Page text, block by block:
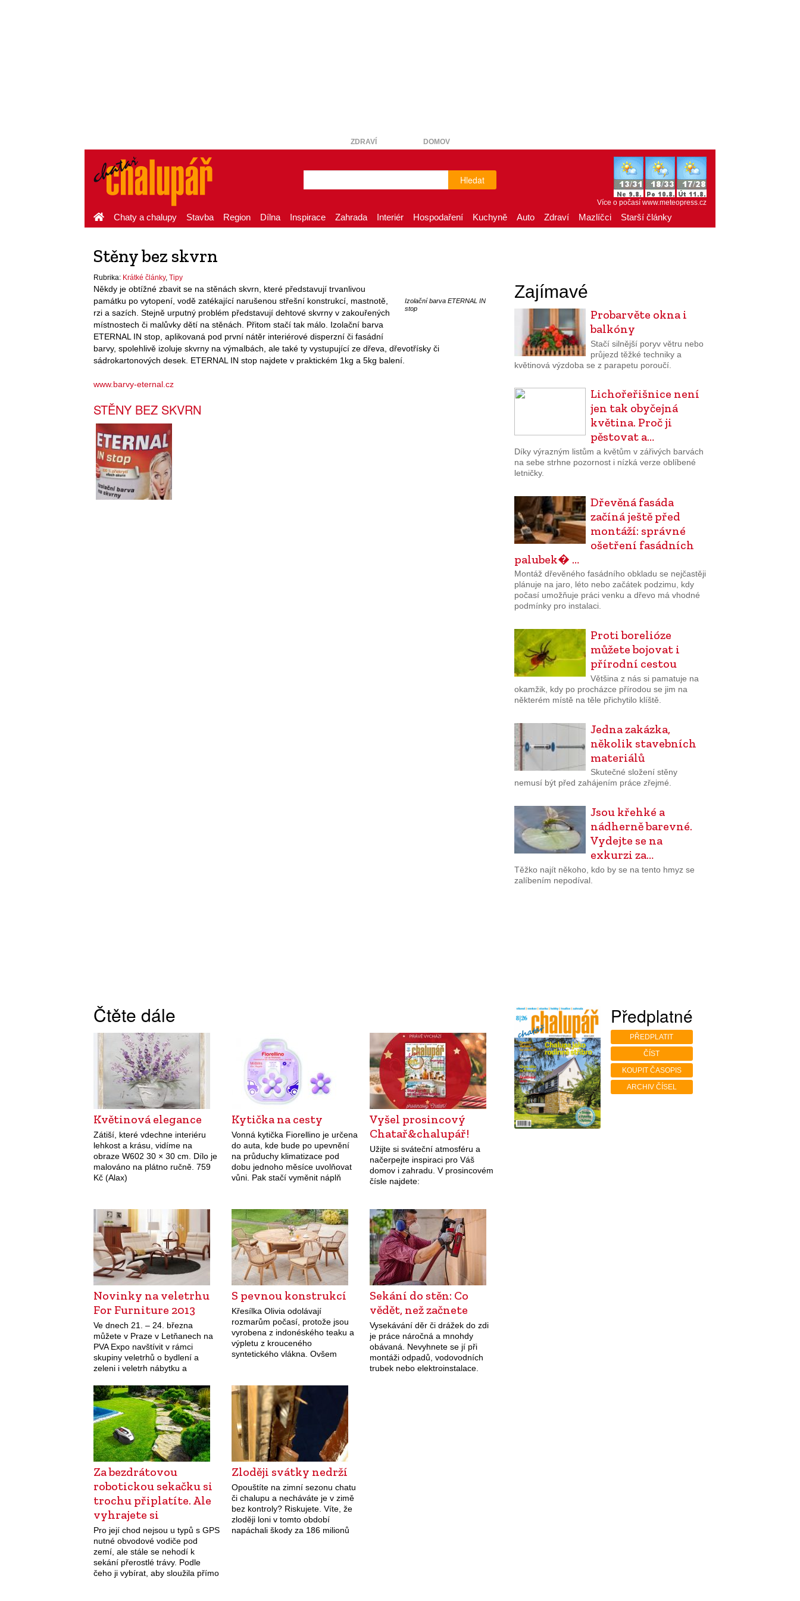
ZDRAVÍ DOMOV
Hledat
Více o počasí www.meteopress.cz
Chaty a chalupy Stavba Region Dílna Inspirace Zahrada Interiér Hospodaření Kuchyně Auto Zdraví Mazlíčci Starší články
Stěny bez skvrn
Rubrika: Krátké články, Tipy
Izolační barva ETERNAL IN
stop
Někdy je obtížné zbavit se na stěnách skvrn, které představují trvanlivou
památku po vytopení, vodě zatékající narušenou střešní konstrukcí, mastnotě,
rzi a sazích. Stejně urputný problém představují dehtové skvrny v zakouřených
místnostech či malůvky dětí na stěnách. Přitom stačí tak málo. Izolační barva
ETERNAL IN stop, aplikovaná pod první nátěr interiérové disperzní či fasádní
barvy, spolehlivě izoluje skvrny na výmalbách, ale také ty vystupující ze dřeva, dřevotřísky či
sádrokartonových desek. ETERNAL IN stop najdete v praktickém 1kg a 5kg balení.
www.barvy-eternal.cz
STĚNY BEZ SKVRN
Zajímavé
Probarvěte okna i
balkóny
Stačí silnější poryv větru nebo
průjezd těžké techniky a
květinová výzdoba se z parapetu poroučí.
Lichořeřišnice není
jen tak obyčejná
květina. Proč ji
pěstovat a…
Díky výrazným listům a květům v zářivých barvách
na sebe strhne pozornost i nízká verze oblíbené
letničky.
Dřevěná fasáda
začíná ještě před
montáží: správné
ošetření fasádních
palubek� …
Montáž dřevěného fasádního obkladu se nejčastěji
plánuje na jaro, léto nebo začátek podzimu, kdy
počasí umožňuje práci venku a dřevo má vhodné
podmínky pro instalaci.
Proti borelióze
můžete bojovat i
přírodní cestou
Většina z nás si pamatuje na
okamžik, kdy po procházce přírodou se jim na
některém místě na těle přichytilo klíště.
Jedna zakázka,
několik stavebních
materiálů
Skutečné složení stěny
nemusí být před zahájením práce zřejmé.
Jsou křehké a
nádherně barevné.
Vydejte se na
exkurzi za…
Těžko najít někoho, kdo by se na tento hmyz se
zalíbením nepodíval.
Čtěte dále
Květinová elegance
Zátiší, které vdechne interiéru
lehkost a krásu, vidíme na
obraze W602 30 × 30 cm. Dílo je
malováno na plátno ručně. 759
Kč (Alax)
Kytička na cesty
Vonná kytička Fiorellino je určena
do auta, kde bude po upevnění
na průduchy klimatizace pod
dobu jednoho měsíce uvolňovat
vůni. Pak stačí vyměnit náplň
barevných provedeních…
Vyšel prosincový
Chatař&chalupář!
Užijte si sváteční atmosféru a
načerpejte inspiraci pro Váš
domov i zahradu. V prosincovém
čísle najdete:
Novinky na veletrhu
For Furniture 2013
Ve dnech 21. – 24. března
můžete v Praze v Letňanech na
PVA Expo navštívit v rámci
skupiny veletrhů o bydlení a
zeleni i veletrh nábytku a
Vedle mnoha…
S pevnou konstrukcí
Křesílka Olivia odolávají
rozmarům počasí, protože jsou
vyrobena z indonéského teaku a
výpletu z krouceného
syntetického vlákna. Ovšem
mounfield.cz
Sekání do stěn: Co
vědět, než začnete
Vysekávání děr či drážek do zdi
je práce náročná a mnohdy
obávaná. Nevyhnete se jí při
montáži odpadů, vodovodních
trubek nebo elektroinstalace.
Za bezdrátovou
robotickou sekačku si
trochu připlatíte. Ale
vyhrajete si
Pro její chod nejsou u typů s GPS
nutné obvodové vodiče pod
zemí, ale stále se nehodí k
sekání přerostlé trávy. Podle
čeho ji vybírat, aby sloužila přímo
Zloději svátky nedrží
Opouštíte na zimní sezonu chatu
či chalupu a necháváte je v zimě
bez kontroly? Riskujete. Víte, že
zloději loni v tomto období
napáchali škody za 186 milionů
Předplatné
PŘEDPLATIT
ČÍST
KOUPIT ČASOPIS
ARCHIV ČÍSEL